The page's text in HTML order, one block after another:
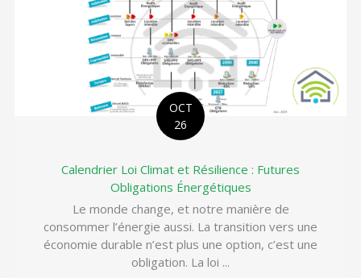
OCT
26
Calendrier Loi Climat et Résilience : Futures
Obligations Énergétiques
Le monde change, et notre manière de
consommer l’énergie aussi. La transition vers une
économie durable n’est plus une option, c’est une
obligation. La loi ...